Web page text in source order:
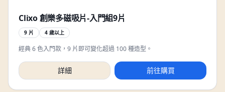
Clixo 創樂多磁吸片-入門組9片
9 片 4 歲以上
經典 6 色入門款，9 片即可變化超過 100 種造型。
詳細 前往購買